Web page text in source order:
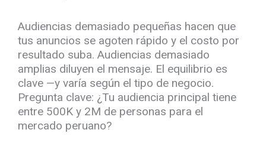
Audiencias demasiado pequeñas hacen que
tus anuncios se agoten rápido y el costo por
resultado suba. Audiencias demasiado
amplias diluyen el mensaje. El equilibrio es
clave —y varía según el tipo de negocio.
Pregunta clave: ¿Tu audiencia principal tiene
entre 500K y 2M de personas para el
mercado peruano?